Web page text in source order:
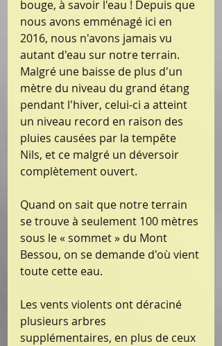
bouge, à savoir l'eau ! Depuis que
nous avons emménagé ici en
2016, nous n'avons jamais vu
autant d'eau sur notre terrain.
Malgré une baisse de plus d'un
mètre du niveau du grand étang
pendant l'hiver, celui-ci a atteint
un niveau record en raison des
pluies causées par la tempête
Nils, et ce malgré un déversoir
complètement ouvert.
Quand on sait que notre terrain
se trouve à seulement 100 mètres
sous le « sommet » du Mont
Bessou, on se demande d'où vient
toute cette eau.
Les vents violents ont déraciné
plusieurs arbres
supplémentaires, en plus de ceux